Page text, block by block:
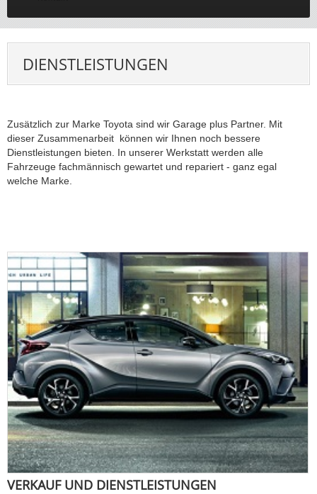
DIENSTLEISTUNGEN
Zusätzlich zur Marke Toyota sind wir Garage plus Partner. Mit
dieser Zusammenarbeit können wir Ihnen noch bessere
Dienstleistungen bieten. In unserer Werkstatt werden alle
Fahrzeuge fachmännisch gewartet und repariert - ganz egal
welche Marke.
VERKAUF UND DIENSTLEISTUNGEN